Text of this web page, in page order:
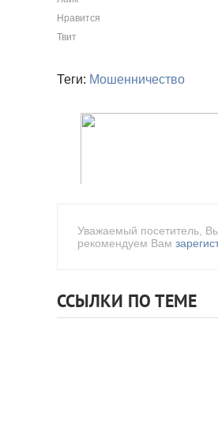
Нравится
Твит
Теги: Мошенничество
Уважаемый посетитель,
рекомендуем Вам
ССЫЛКИ ПО ТЕМЕ